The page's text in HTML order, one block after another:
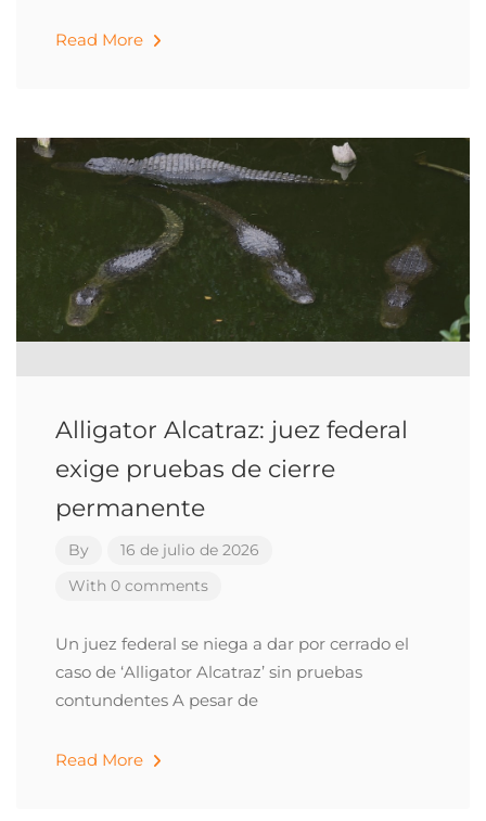
Read More
Alligator Alcatraz: juez federal
exige pruebas de cierre
permanente
By
16 de julio de 2026
With 0 comments
Un juez federal se niega a dar por cerrado el
caso de ‘Alligator Alcatraz’ sin pruebas
contundentes A pesar de
Read More